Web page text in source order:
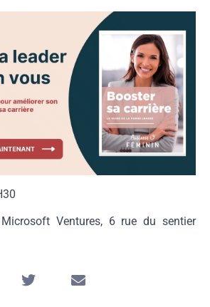
Ventures, 6 rue du sentier